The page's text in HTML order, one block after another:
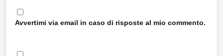
Avvertimi via email in caso di risposte al mio commento.